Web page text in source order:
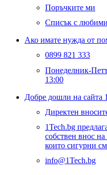
Поръчките ми
Списък с любими
Ако имате нужда от
0899 821 333
Понеделник-
13:00
Добре дошли на сайта
Директен
1Tech.bg
собствен внос
които сигурни
info@1Tech.bg